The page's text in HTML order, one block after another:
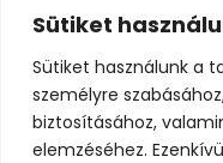
Sütiket
Sütiket használunk a
személyre
biztosításához,
elemzéséhez.
©2024 UTAZOOM -